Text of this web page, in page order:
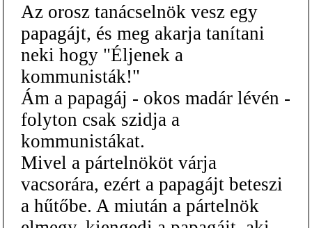
Az orosz tanácselnök vesz egy
papagájt, és meg akarja tanítani
neki hogy "Éljenek a
kommunisták!"
Ám a papagáj - okos madár lévén -
folyton csak szidja a
kommunistákat.
Mivel a pártelnököt várja
vacsorára, ezért a papagájt beteszi
a hűtőbe. A miután a pártelnök